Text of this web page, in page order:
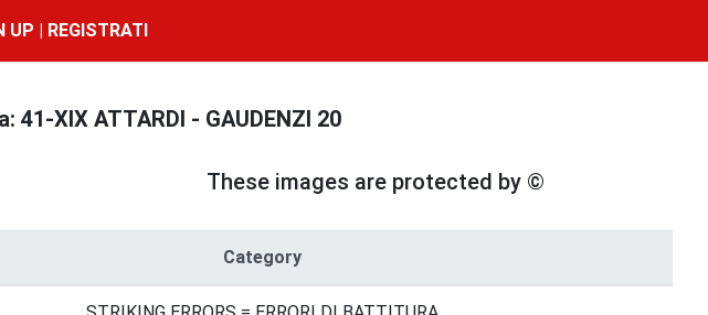
UP | REGISTRATI
41-XIX ATTARDI - GAUDENZI 20
These images are protected by ©
Category